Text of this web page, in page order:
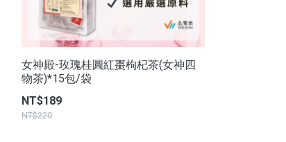
女神殿-玫瑰桂圓紅棗枸杞茶(女神四
物茶)*15包/袋
NT$189
NT$220